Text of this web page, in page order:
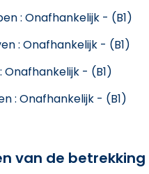
: Onafhankelijk - (B1)
: Onafhankelijk - (B1)
Onafhankelijk - (B1)
: Onafhankelijk - (B1)
van de betrekking